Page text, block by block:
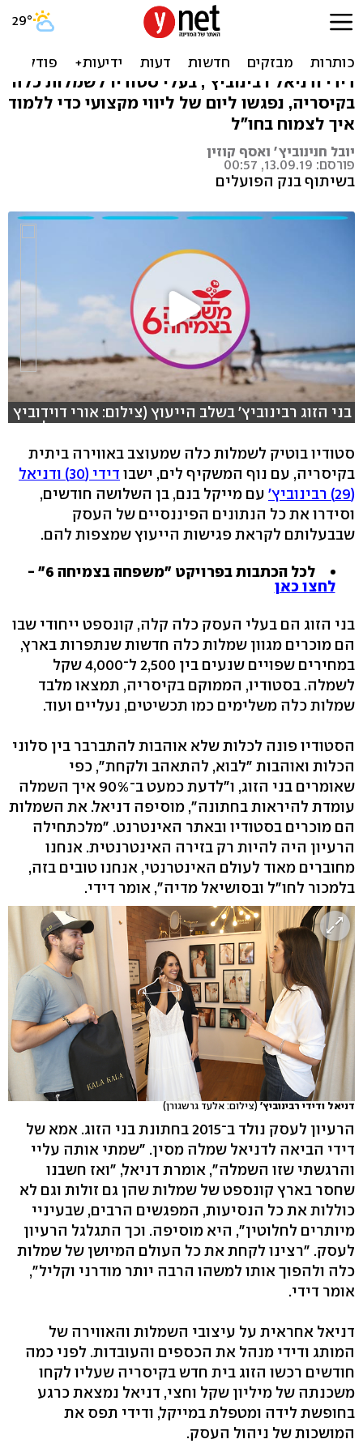
כך מביאים עסק קטן לשוק
דידי ודניאל רבינוביץ', בעלי סטודיו לשמלות כלה
בקיסריה, נפגשו ליום של ליווי מקצועי כדי ללמוד
איך לצמוח בחו"ל
יובל חנינוביץ' ואסף קוזין
פורסם: 13.09.19, 00:57
בשיתוף בנק הפועלים
בני הזוג רבינוביץ' בשלב הייעוץ (צילום: אורי דוידוביץ
בימוי: אסף קוזין עריכה: שגב גינזבורג הפקה: דולב
סטודיו בוטיק לשמלות כלה שמעוצב באווירה ביתית
בקיסריה, עם נוף המשקיף לים, ישבו
דידי (30) ודניאל
(29) רבינוביץ'
עם מייקל בנם, בן השלושה חודשים,
וסידרו את כל הנתונים הפיננסיים של העסק
שבבעלותם לקראת פגישות הייעוץ שמצפות להם.
לכל הכתבות בפרויקט "משפחה בצמיחה 6" -
לחצו כאן
בני הזוג הם בעלי העסק כלה קלה, קונספט ייחודי שבו
הם מוכרים מגוון שמלות כלה חדשות שנתפרות בארץ,
במחירים שפויים שנעים בין 2,500 ל־4,000 שקל
לשמלה. בסטודיו, הממוקם בקיסריה, תמצאו מלבד
שמלות כלה משלימים כמו תכשיטים, נעליים ועוד.
הסטודיו פונה לכלות שלא אוהבות להתברבר בין סלוני
הכלות ואוהבות "לבוא, להתאהב ולקחת", כפי
שאומרים בני הזוג, ו"לדעת כמעט ב־90% איך השמלה
עומדת להיראות בחתונה", מוסיפה דניאל. את השמלות
הם מוכרים בסטודיו ובאתר האינטרנט. "מלכתחילה
הרעיון היה להיות רק בזירה האינטרנטית. אנחנו
מחוברים מאוד לעולם האינטרנטי, אנחנו טובים בזה,
בלמכור לחו"ל ובסושיאל מדיה", אומר דידי.
דניאל ודידי רבינוביץ'(צילום: אלעד גרשגורן)
הרעיון לעסק נולד ב־2015 בחתונת בני הזוג. אמא של
דידי הביאה לדניאל שמלה מסין. "שמתי אותה עליי
והרגשתי שזו השמלה", אומרת דניאל, "ואז חשבנו
שחסר בארץ קונספט של שמלות שהן גם זולות וגם לא
כוללות את כל הנסיעות, המפגשים הרבים, שבעיניי
מיותרים לחלוטין", היא מוסיפה. וכך התגלגל הרעיון
לעסק. "רצינו לקחת את כל העולם המיושן של שמלות
כלה ולהפוך אותו למשהו הרבה יותר מודרני וקליל",
אומר דידי.
דניאל אחראית על עיצובי השמלות והאווירה של
המותג ודידי מנהל את הכספים והעובדות. לפני כמה
חודשים רכשו הזוג בית חדש בקיסריה שעליו לקחו
משכנתה של מיליון שקל וחצי, דניאל נמצאת כרגע
בחופשת לידה ומטפלת במייקל, ודידי תפס את
המושכות של ניהול העסק.